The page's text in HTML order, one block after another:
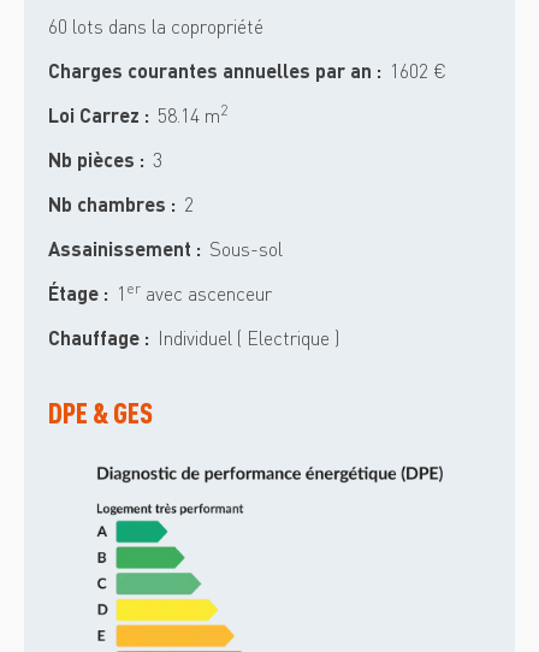
60 lots dans la copropriété
Charges courantes annuelles par an : 1602 €
Loi Carrez : 58.14 m2
Nb pièces : 3
Nb chambres : 2
Assainissement : Sous-sol
Étage : 1 er avec ascenceur
Chauffage : Individuel ( Electrique )
DPE & GES